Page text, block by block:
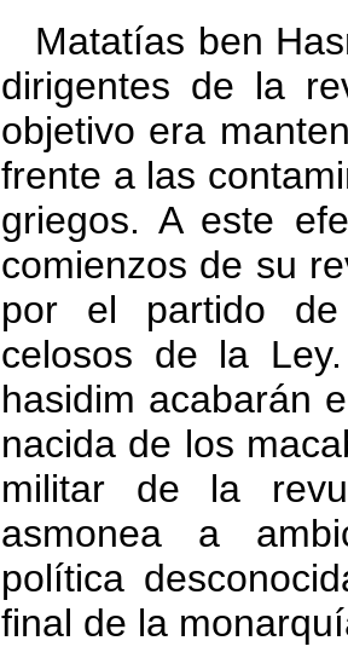
Matatías ben
dirigentes de la
objetivo era
frente a las
griegos. A este
comienzos de su
por el partido
celosos de la
hasidim acabarán
nacida de los
militar de la
asmonea a
política
final de la